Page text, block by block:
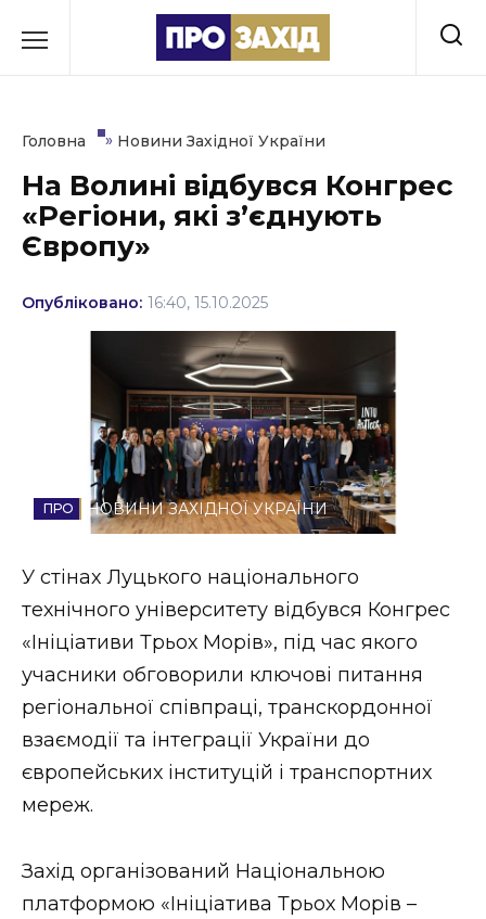
до
Культура
Освіта
Події
Соціум
Спорт
Стиль життя
Втрачений Ужгород (відеоверсія)
ЗАКАРПАТСЬКІ НОВИНИ
НОВИНИ ЗАХІДНОЇ УКРАЇНИ
ФОТО
Головна » Новини Західної України
На Волині відбувся Конгрес
«Регіони, які з’єднують
Європу»
Опубліковано: 16:40, 15.10.2025
НОВИНИ ЗАХІДНОЇ УКРАЇНИ
У стінах Луцького національного
технічного університету відбувся Конгрес
«Ініціативи Трьох Морів», під час якого
учасники обговорили ключові питання
регіональної співпраці, транскордонної
взаємодії та інтеграції України до
європейських інституцій і транспортних
мереж.
Захід організований Національною
платформою «Ініціатива Трьох Морів –